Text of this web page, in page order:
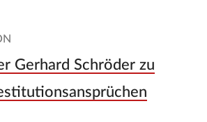
Gerhard Schröder zu